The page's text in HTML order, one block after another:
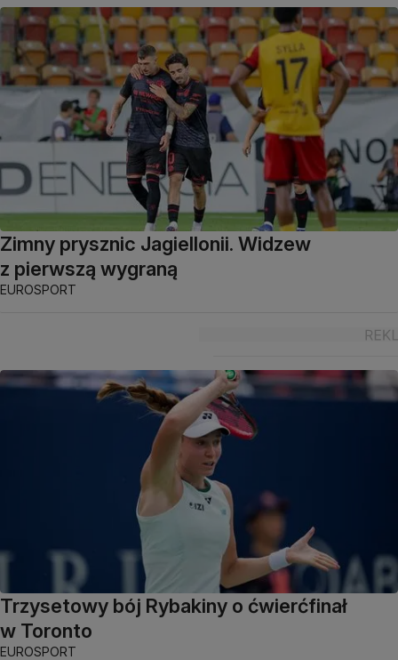
Zimny prysznic Jagiellonii. Widzew
z pierwszą wygraną
EUROSPORT
Trzysetowy bój Rybakiny o ćwierćfinał
w Toronto
EUROSPORT